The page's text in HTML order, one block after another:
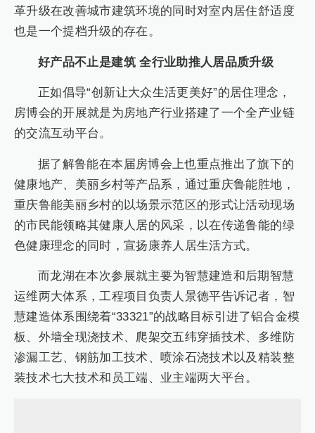
革升级在改善城市建筑环境的同时对室内居住舒适度
也是一个提档升级的存在。
好产品不止是建筑 全行业助推人居品质升级
正如倡导“创新让大众生活更美好”的居住理念，
房博会的开展就是为房地产行业搭建了一个全产业链
的交流互动平台。
据了解鲁能在本届房博会上也重点推出了旗下的
健康地产、美丽乡村等产品系，通过重庆鲁能胜地，
重庆鲁能美丽乡村的以场景示范区的形式让活动现场
的市民能领略其健康人居的风采，以在传递鲁能的绿
色健康理念的同时，宣扬康养人居生活方式。
而龙湖在本次参展就主要为智慧建造和后期智慧
运维两大体系，工程项目负责人景德平告诉记者，智
慧建造体系围绕着“33321”的战略目标引进了铝合金模
板、外墙全现浇技术、爬架交五纬穿插技术、多维防
渗漏工艺、钢筋加工技术、喷涂石浇技术以及精装整
装技术七大技术和员工端、业主端两大平台。